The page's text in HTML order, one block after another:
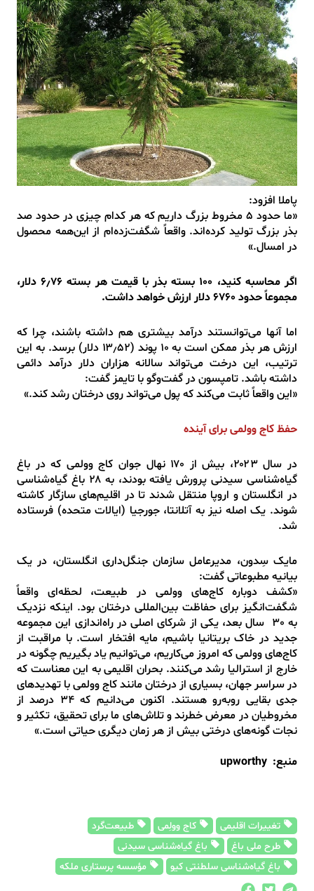
پاملا افزود:
«ما حدود 5 مخروط بزرگ داریم که هر کدام چیزی در حدود صد
بذر بزرگ تولید کرده‌اند. واقعاً شگفت‌زده‌ام از این‌همه محصول
در امسال.»
اگر محاسبه کنید، ۱۰۰ بسته بذر با قیمت هر بسته ۶٫۷۶ دلار،
مجموعاً حدود ۶۷۶۰ دلار ارزش خواهد داشت.
اما آنها می‌توانستند درآمد بیشتری هم داشته باشند، چرا که
ارزش هر بذر ممکن است به ۱۰ پوند (۱۳٫۵۲ دلار) برسد. به این
ترتیب، این درخت می‌تواند سالانه هزاران دلار درآمد دائمی
داشته باشد. تامپسون در گفت‌وگو با تایمز گفت:
«این واقعاً ثابت می‌کند که پول می‌تواند روی درختان رشد کند.»
حفظ کاج وولمی برای آینده
در سال ۲۰۲۳، بیش از ۱۷۰ نهال جوان کاج وولمی که در باغ
گیاه‌شناسی سیدنی پرورش یافته بودند، به ۲۸ باغ گیاه‌شناسی
در انگلستان و اروپا منتقل شدند تا در اقلیم‌های سازگار کاشته
شوند. یک اصله نیز به آتلانتا، جورجیا (ایالات متحده) فرستاده
شد.
مایک سِدون، مدیرعامل سازمان جنگل‌داری انگلستان، در یک
بیانیه مطبوعاتی گفت:
«کشف دوباره کاج‌های وولمی در طبیعت، لحظه‌ای واقعاً
شگفت‌انگیز برای حفاظت بین‌المللی درختان بود. اینکه نزدیک
به 30 سال بعد، یکی از شرکای اصلی در راه‌اندازی این مجموعه
جدید در خاک بریتانیا باشیم، مایه‌ افتخار است. با مراقبت از
کاج‌های وولمی که امروز می‌کاریم، می‌توانیم یاد بگیریم چگونه در
خارج از استرالیا رشد می‌کنند. بحران اقلیمی به این معناست که
در سراسر جهان، بسیاری از درختان مانند کاج وولمی با تهدیدهای
جدی بقایی روبه‌رو هستند. اکنون می‌دانیم که ۳۴ درصد از
مخروطیان در معرض خطرند و تلاش‌های ما برای تحقیق، تکثیر و
نجات گونه‌های درختی بیش از هر زمان دیگری حیاتی است.»
منبع: upworthy
تغییرات اقلیمی کاج وولِمی
طبیعت‌گرد
طرح ملی باغ
باغ گیاه‌شناسی سیدنی
باغ گیاه‌شناسی سلطنتی کیو
مؤسسه پرستاری ملکه